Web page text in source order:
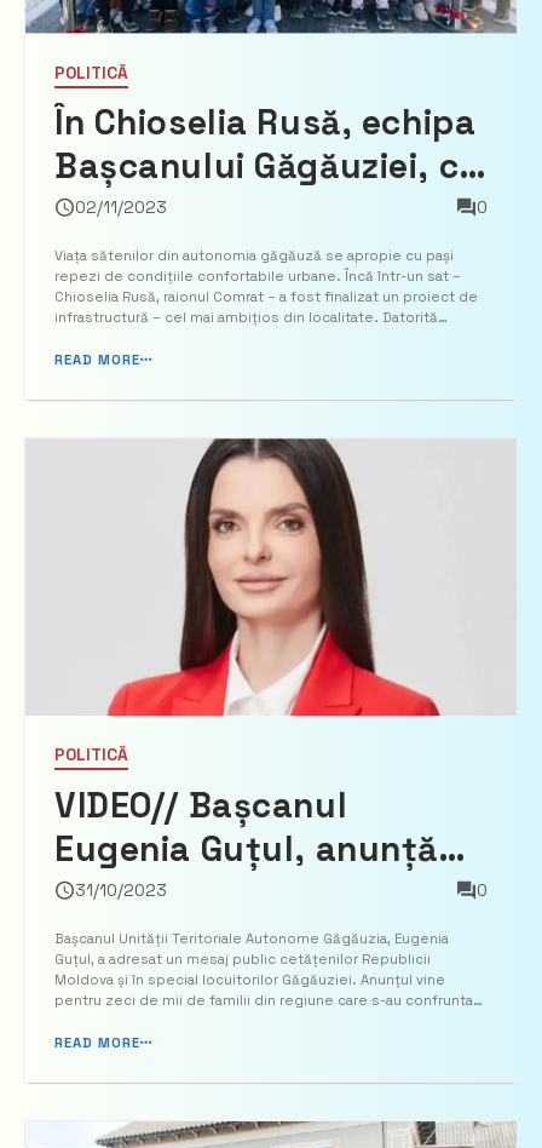
POLITICĂ
În Chioselia Rusă, echipa
Bașcanului Găgăuziei, cu
sprijinul lui Ilan Șor, a
finalizat un proiect de
infrastructură de
amploare: una dintre
asfaltată
02/11/2023 0
Viața sătenilor din autonomia găgăuză se apropie cu pași
repezi de condițiile confortabile urbane. Încă într-un sat –
Chioselia Rusă, raionul Comrat – a fost finalizat un proiect de
infrastructură – cel mai ambițios din localitate. Datorită
echipei lui Ilan Șor, ...
READ MORE
POLITICĂ
VIDEO// Bașcanul
Eugenia Guțul, anunță
tarife speciale la gazul
natural pentru locuitorii
UTA Găgăuzia
31/10/2023 0
Bașcanul Unității Teritoriale Autonome Găgăuzia, Eugenia
Guțul, a adresat un mesaj public cetățenilor Republicii
Moldova și în special locuitorilor Găgăuziei. Anunțul vine
pentru zeci de mii de familii din regiune care s-au confruntat
discursul său, Guțul a menționat că, după eforturi int...
READ MORE